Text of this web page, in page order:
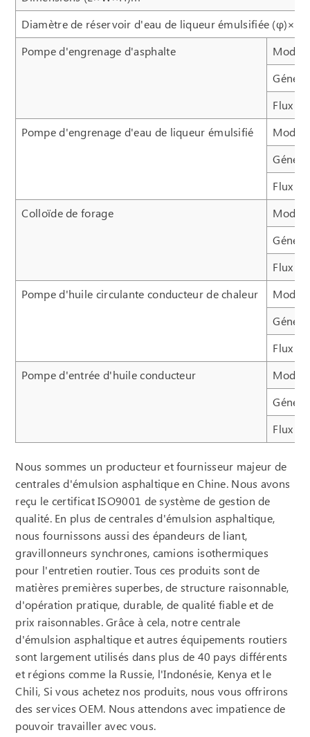
Diamètre de réservoir d'eau de liqueur émulsifiée
Pompe d'engrenage d'asphalte
Modèle
Flux
Pompe d'engrenage d'eau de liqueur émulsifié
Modèle
Flux
Colloïde de forage
Modèle
Flux
Pompe d'huile circulante conducteur de chaleur
Modèle
Flux
Pompe d'entrée d'huile conducteur
Modèle
Flux
Nous sommes un producteur et fournisseur majeur de
centrales d'émulsion asphaltique en Chine. Nous avons
reçu le certificat ISO9001 de système de gestion de
qualité. En plus de centrales d'émulsion asphaltique,
nous fournissons aussi des épandeurs de liant,
gravillonneurs synchrones, camions isothermiques
pour l'entretien routier. Tous ces produits sont de
matières premières superbes, de structure raisonnable,
d'opération pratique, durable, de qualité fiable et de
prix raisonnables. Grâce à cela, notre centrale
d'émulsion asphaltique et autres équipements routiers
sont largement utilisés dans plus de 40 pays différents
et régions comme la Russie, l'Indonésie, Kenya et le
Chili, Si vous achetez nos produits, nous vous offrirons
des services OEM. Nous attendons avec impatience de
pouvoir travailler avec vous.